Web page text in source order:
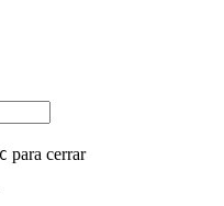
para cerrar